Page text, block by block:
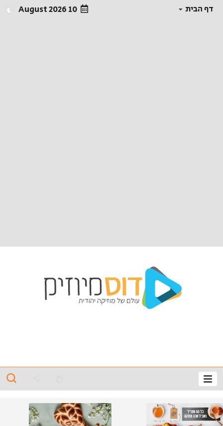
דף הבית 10 August 2026